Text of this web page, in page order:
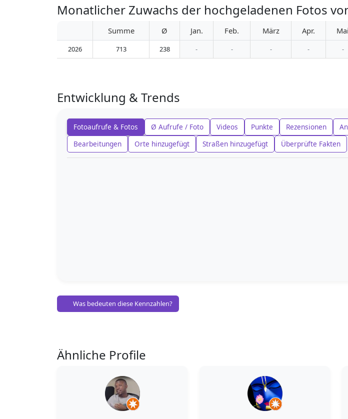
Monatlicher Zuwachs der hochgeladenen Fotos
Summe Ø Jan. Feb. März Apr. Mai
2026 713 238 - - - - -
Entwicklung & Trends
Fotoaufrufe & Fotos Ø Aufrufe / Foto Videos Punkte Rezensionen
Bearbeitungen
Orte hinzugefügt Straßen hinzugefügt Überprüfte Fakten
Was bedeuten diese Kennzahlen?
Ähnliche Profile